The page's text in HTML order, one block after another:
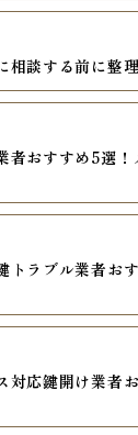
相談する前に整
者おすすめ5選
トラブル業者お
対応鍵開け業者